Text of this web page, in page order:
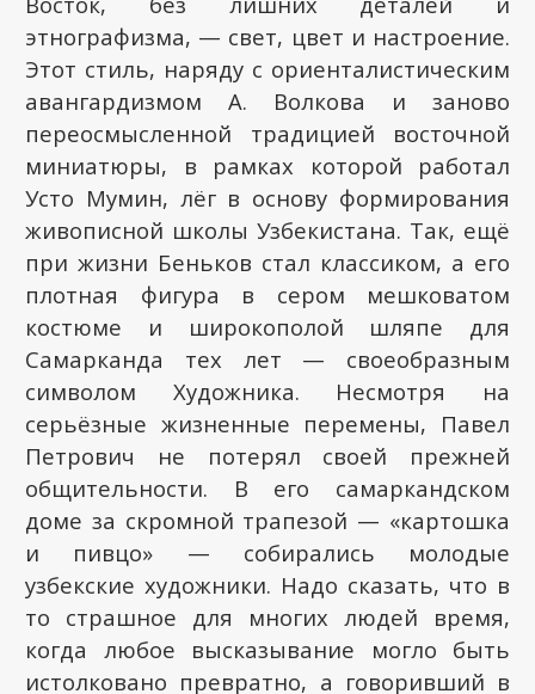
этнографизма, — свет, цвет и настроение.
Этот стиль, наряду с ориенталистическим
авангардизмом А. Волкова и заново
переосмысленной традицией восточной
миниатюры, в рамках которой работал
Усто Мумин, лёг в основу формирования
живописной школы Узбекистана. Так, ещё
при жизни Беньков стал классиком, а его
плотная фигура в сером мешковатом
костюме и широкополой шляпе для
Самарканда тех лет — своеобразным
символом Художника. Несмотря на
серьёзные жизненные перемены, Павел
Петрович не потерял своей прежней
общительности. В его самаркандском
доме за скромной трапезой — «картошка
и пивцо» — собирались молодые
узбекские художники. Надо сказать, что в
то страшное для многих людей время,
когда любое высказывание могло быть
истолковано превратно, а говоривший в